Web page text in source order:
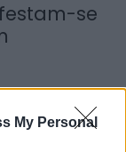
My Personal
se